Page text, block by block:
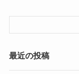
最近の投稿